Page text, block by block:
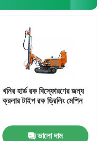
খনির হার্ড রক বিস্ফোরণের জন্য
ক্রলার টাইপ রক ড্রিলিং মেশিন
ভালো দাম